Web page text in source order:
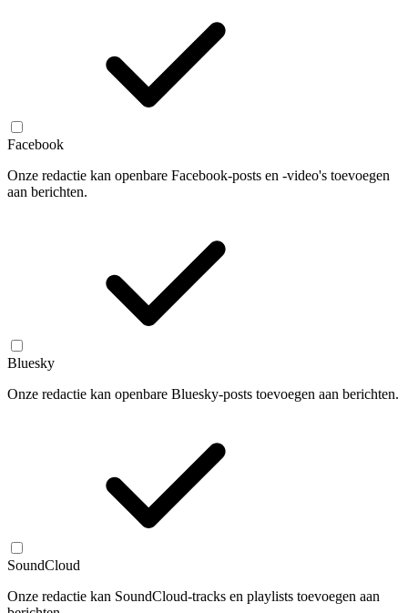
Facebook
Onze redactie kan openbare Facebook-posts en -video's toevoegen
aan berichten.
Bluesky
Onze redactie kan openbare Bluesky-posts toevoegen aan berichten.
SoundCloud
Onze redactie kan SoundCloud-tracks en playlists toevoegen aan